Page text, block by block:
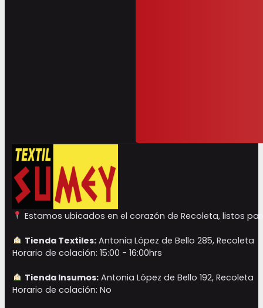
Estamos ubicados en el corazón de Recoleta, listos
Tienda Textiles:Antonia López de Bello 285, Recoleta
Horario de colación: 15:00 - 16:00hrs
Tienda Insumos:Antonia López de Bello 192, Recoleta
Horario de colación: No